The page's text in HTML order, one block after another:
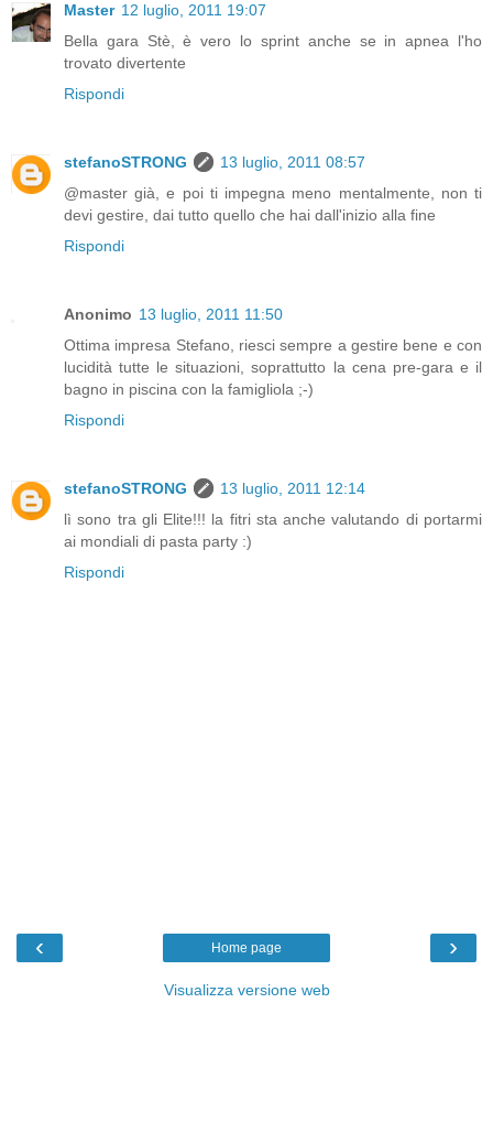
Master 12 luglio, 2011 19:07
Bella gara Stè, è vero lo sprint anche se in apnea l'ho
trovato divertente
Rispondi
stefanoSTRONG
13 luglio, 2011 08:57
@master già, e poi ti impegna meno mentalmente, non ti
devi gestire, dai tutto quello che hai dall'inizio alla fine
Rispondi
Anonimo 13 luglio, 2011 11:50
Ottima impresa Stefano, riesci sempre a gestire bene e con
lucidità tutte le situazioni, soprattutto la cena pre-gara e il
bagno in piscina con la famigliola ;-)
Rispondi
stefanoSTRONG
13 luglio, 2011 12:14
lì sono tra gli Elite!!! la fitri sta anche valutando di portarmi
ai mondiali di pasta party :)
Rispondi
‹ ›
Home page
Visualizza versione web